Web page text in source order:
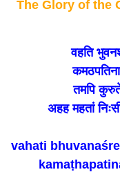
The Glory of the
वहति
तमपि कुरुते
अहह महतां
vahati